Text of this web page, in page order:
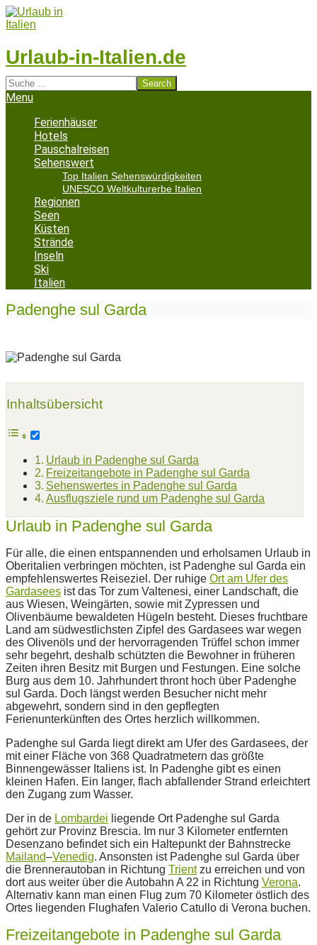
Skip
to
Urlaub-in-Italien.de
Search
Secondary
Menu
Ferienhäuser
Hotels
Pauschalreisen
Sehenswert
Top Italien Sehenswürdigkeiten
UNESCO Weltkulturerbe Italien
Regionen
Seen
Küsten
Strände
Inseln
Ski
Italien
Padenghe sul Garda
Inhaltsübersicht
Urlaub in Padenghe sul Garda
Freizeitangebote in Padenghe sul Garda
Sehenswertes in Padenghe sul Garda
Ausflugsziele rund um Padenghe sul Garda
Urlaub in Padenghe sul Garda
Für alle, die einen entspannenden und erholsamen Urlaub in
Oberitalien verbringen möchten, ist Padenghe sul Garda ein
empfehlenswertes Reiseziel. Der ruhige Ort am Ufer des
Gardasees ist das Tor zum Valtenesi, einer Landschaft, die
aus Wiesen, Weingärten, sowie mit Zypressen und
Olivenbäume bewaldeten Hügeln besteht. Dieses fruchtbare
Land am südwestlichsten Zipfel des Gardasees war wegen
des Olivenöls und der hervorragenden Trüffel schon immer
sehr begehrt, deshalb schützten die Bewohner in früheren
Zeiten ihren Besitz mit Burgen und Festungen. Eine solche
Burg aus dem 10. Jahrhundert thront hoch über Padenghe
sul Garda. Doch längst werden Besucher nicht mehr
abgewehrt, sondern sind in den gepflegten
Ferienunterkünften des Ortes herzlich willkommen.
Padenghe sul Garda liegt direkt am Ufer des Gardasees, der
mit einer Fläche von 368 Quadratmetern das größte
Binnengewässer Italiens ist. In Padenghe gibt es einen
kleinen Hafen. Ein langer, flach abfallender Strand erleichtert
den Zugang zum Wasser.
Der in de Lombardei liegende Ort Padenghe sul Garda
gehört zur Provinz Brescia. Im nur 3 Kilometer entfernten
Desenzano befindet sich ein Haltepunkt der Bahnstrecke
Mailand–Venedig. Ansonsten ist Padenghe sul Garda über
die Brennerautoban in Richtung Trientzu erreichen und von
dort aus weiter über die Autobahn A 22 in Richtung Verona.
Alternativ kann man einen Flug zum 70 Kilometer östlich des
Ortes liegenden Flughafen Valerio Catullo di Verona buchen.
Freizeitangebote in Padenghe sul Garda